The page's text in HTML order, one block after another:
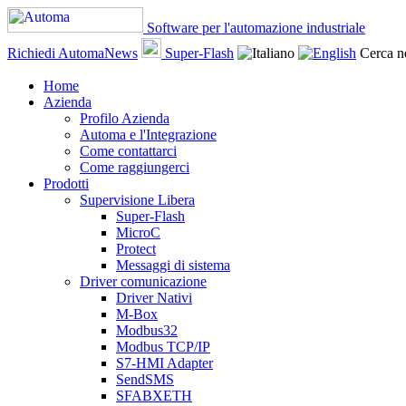
Software per l'automazione industriale
Richiedi AutomaNews
Super-Flash Cerca
Home
Azienda
Profilo Azienda
Automa e l'Integrazione
Come contattarci
Come raggiungerci
Prodotti
Supervisione Libera
Super-Flash
MicroC
Protect
Messaggi di sistema
Driver comunicazione
Driver Nativi
M-Box
Modbus32
Modbus TCP/IP
S7-HMI Adapter
SendSMS
SFABXETH